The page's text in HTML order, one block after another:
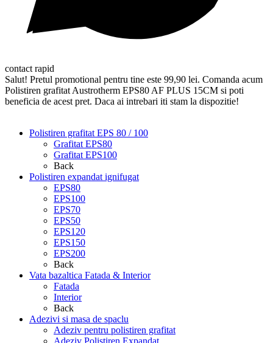
contact rapid
Salut! Pretul promotional pentru tine este 99,90 lei. Comanda acum
Polistiren grafitat Austrotherm EPS80 AF PLUS 15CM si poti
beneficia de acest pret. Daca ai intrebari iti stam la dispozitie!
Polistiren grafitat EPS 80 / 100
Grafitat EPS80
Grafitat EPS100
Back
Polistiren expandat ignifugat
EPS80
EPS100
EPS70
EPS50
EPS120
EPS150
EPS200
Back
Vata bazaltica Fatada & Interior
Fatada
Interior
Back
Adezivi si masa de spaclu
Adeziv pentru polistiren grafitat
Adeziv Polistiren Expandat